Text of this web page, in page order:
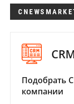
Подобрать
компании